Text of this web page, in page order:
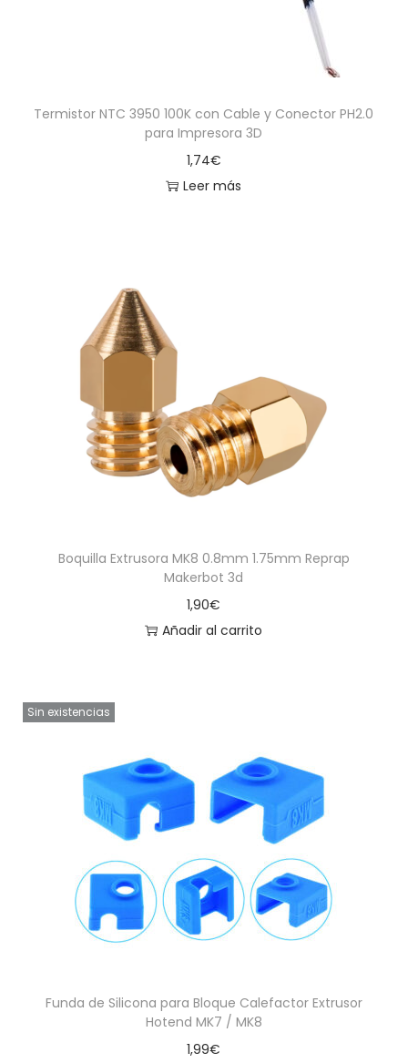
Termistor NTC 3950 100K con Cable y Conector PH2.0
para Impresora 3D
1,74€
Leer más
Boquilla Extrusora MK8 0.8mm 1.75mm Reprap
Makerbot 3d
1,90€
Añadir al carrito
Sin existencias
Funda de Silicona para Bloque Calefactor Extrusor
Hotend MK7 / MK8
1,99€